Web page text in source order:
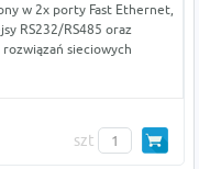
w 2x porty Fast Ethernet,
RS232/RS485 oraz
sieciowych
szt